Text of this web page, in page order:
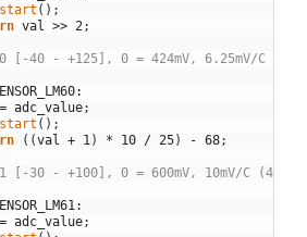
( ) ;
val >> 2 ;
[-40 - +125], 0 = 424mV, 6.25mV/C (10/
:
= adc_value;
( ) ;
( (val + 1 ) * 10 / 25) - 68;
[-30 - +100], 0 = 600mV, 10mV/C (4
:
= adc_value;